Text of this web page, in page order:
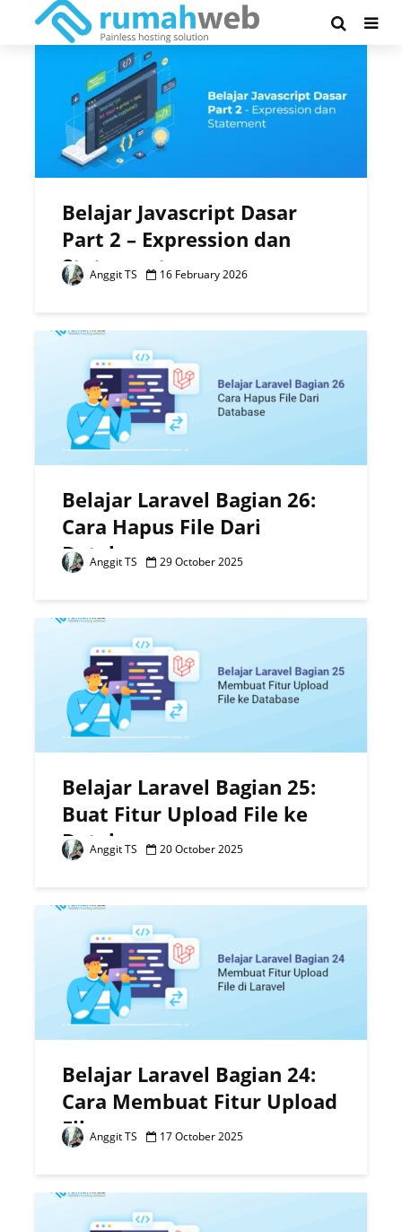
Author - Anggit TS
Belajar Javascript Dasar
Part 2 – Expression dan
Statement
Anggit TS 16 February 2026
Belajar Laravel Bagian 26:
Cara Hapus File Dari
Database
Anggit TS 29 October 2025
Belajar Laravel Bagian 25:
Buat Fitur Upload File ke
Database
Anggit TS 20 October 2025
Belajar Laravel Bagian 24:
Cara Membuat Fitur Upload
FileAnggit TS 17 October 2025